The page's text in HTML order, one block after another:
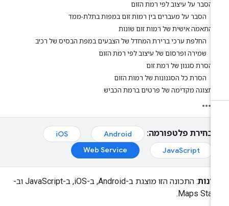
הסבר על עיצוב לפי רמת הזום
הסבר על מעברים בין רמות זום במפות בתלת-ממד
התאמה אישית של רמות זום שונות
החלפת ערכי ברירת המחדל של הצבעים במפת הבסיס של רכיב
שמירה ופרסום של עיצוב לפי רמת הזום
הסרת סגנון של רמת זום
הסרת כל הסגנונות של רמות הזום
תצוגה מקדימה של פרטים ברמת הכביש
בחירת פלטפורמה: Android
iOS
JavaScript
Web Service
: התכונה הזו מוצגת ב-Android, ב-iOS, ב-JavaScript וב-
Maps